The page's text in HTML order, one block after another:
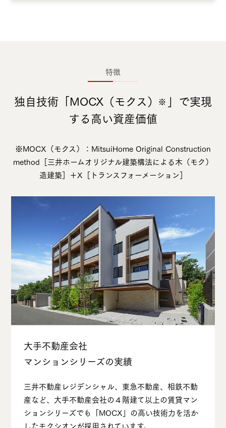
特徴
独⾃技術「MOCX（モクス） ※ 」で実現
する⾼い資産価値
※MOCX（モクス）： MitsuiHome Original Construction
method［三井ホームオリジナル建築構法による⽊（モク）
造建築］＋X ［トランスフォーメーション］
⼤⼿不動産会社
マンションシリーズの実績
三井不動産レジデンシャル、東急不動産、相鉄不動
産など、⼤⼿不動産会社の４階建て以上の賃貸マン
ションシリーズでも「MOCX」の⾼い技術⼒を活か
したモクシオンが採⽤されています。